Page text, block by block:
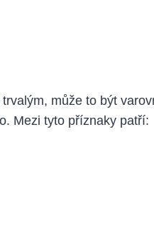
může to být
Mezi tyto příznaky patří: